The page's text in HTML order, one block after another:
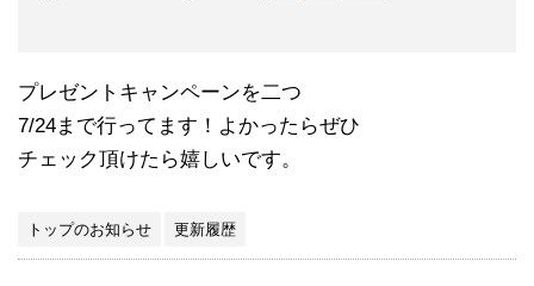
プレゼントキャンペーンを二つ
7/24まで行ってます！よかったらぜひ
チェック頂けたら嬉しいです。
トップのお知らせ 更新履歴